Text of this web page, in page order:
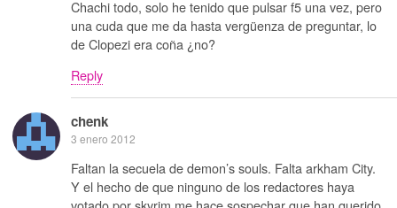
Chachi todo, solo he tenido que pulsar f5 una vez, pero
una cuda que me da hasta vergüenza de preguntar, lo
de Clopezi era coña ¿no?
Reply
chenk
3 enero 2012
Faltan la secuela de demon’s souls. Falta arkham City.
Y el hecho de que ninguno de los redactores haya